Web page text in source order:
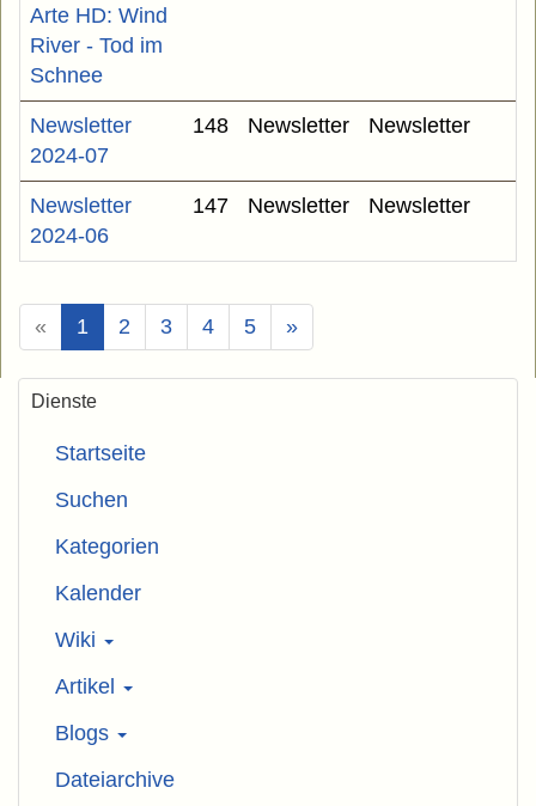
Arte HD: Wind
River - Tod im
Schnee
Newsletter
2024-07
148 Newsletter Newsletter
Newsletter
2024-06
147 Newsletter Newsletter
« 1 (Aktuell)
2 3 4 5 »
Dienste
Startseite
Suchen
Kategorien
Kalender
Wiki
Artikel
Blogs
Dateiarchive